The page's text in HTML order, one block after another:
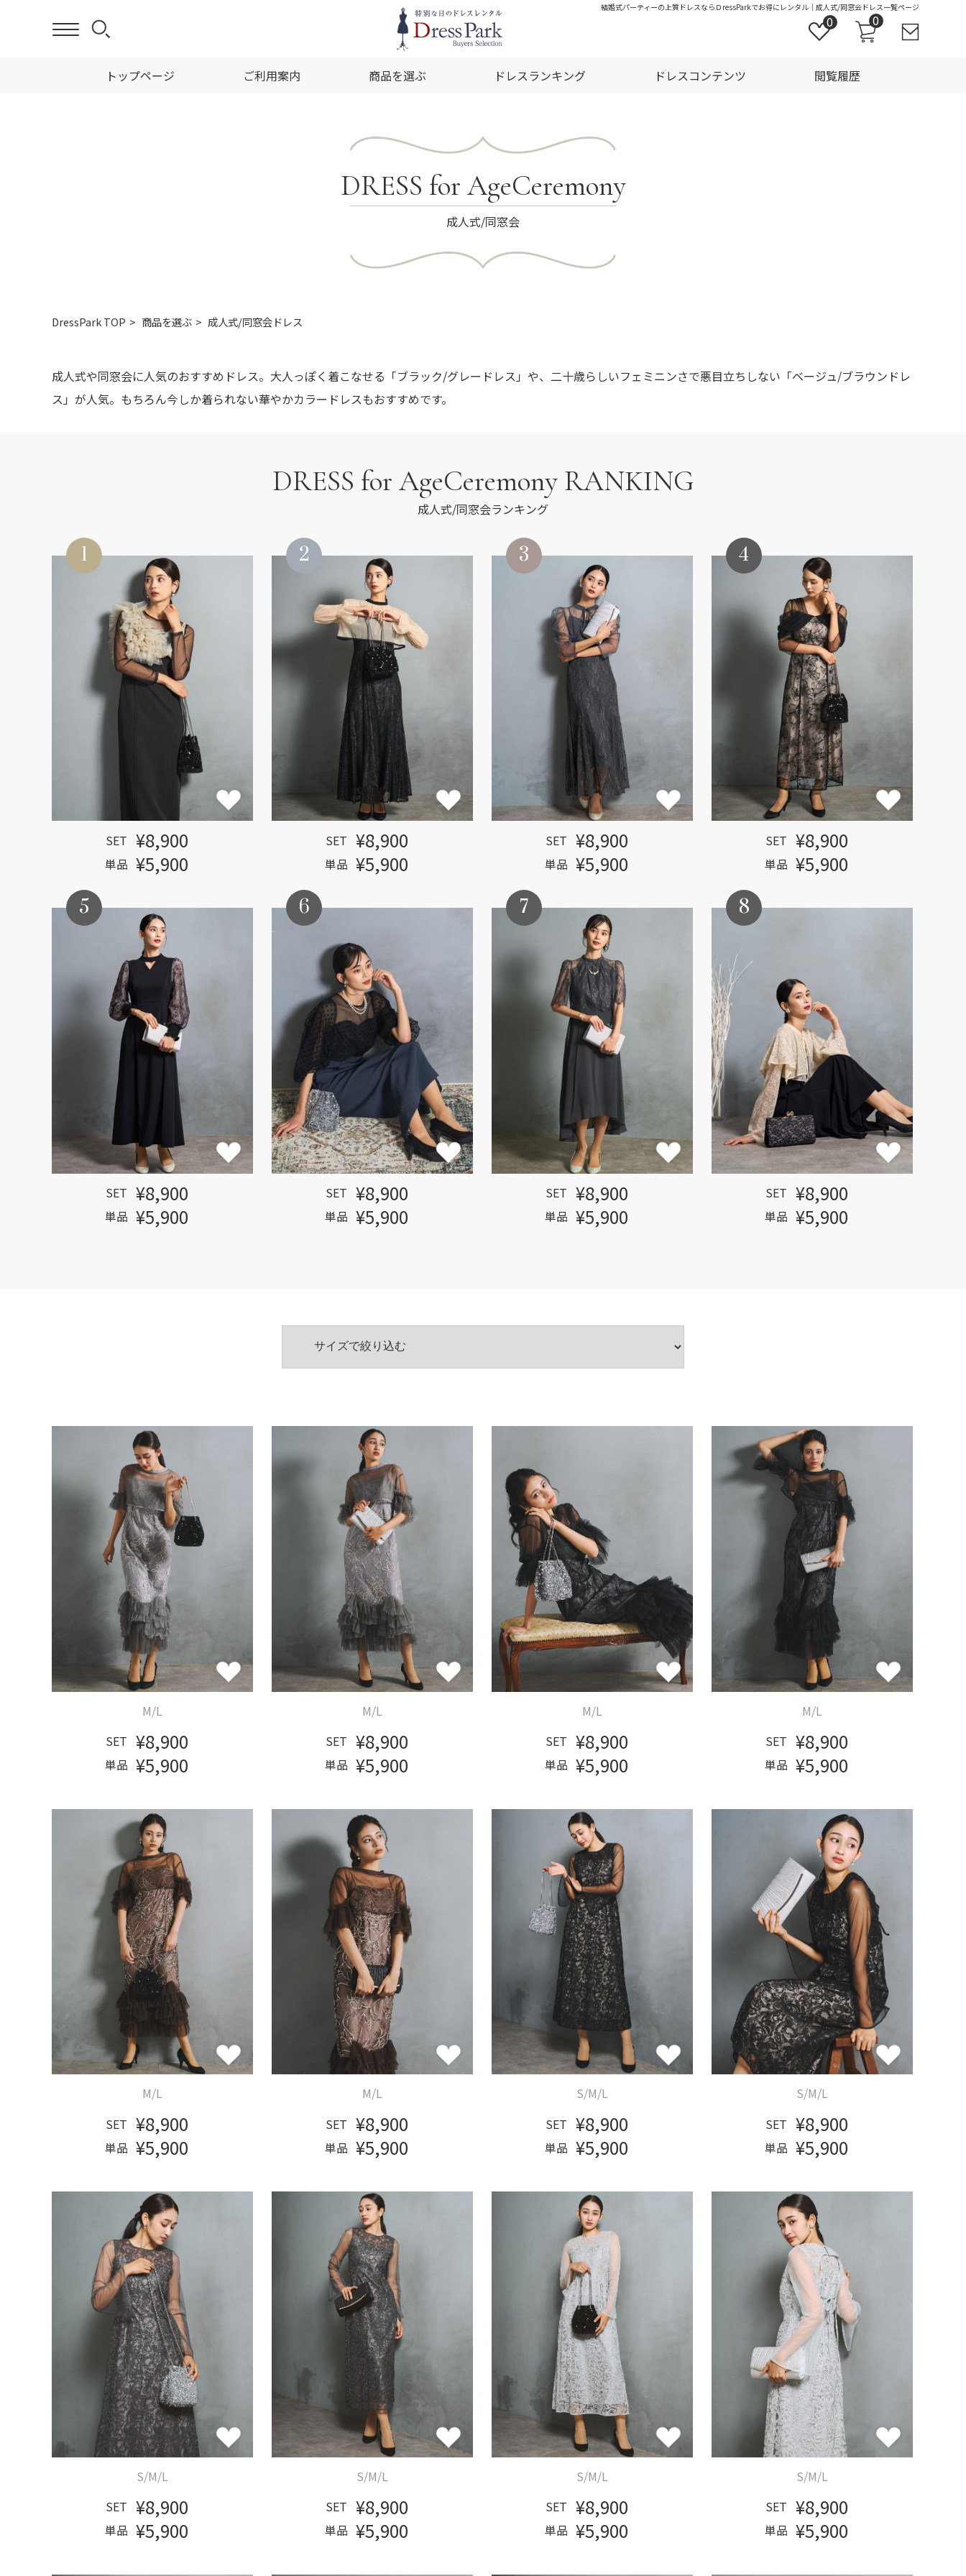
結婚式パーティーの上質ドレスならＤressParkでお得にレンタル｜成人式/同窓会ドレス一覧ページ
トップページ ご利用案内 商品を選ぶ ドレスランキング ドレスコンテンツ 閲覧履歴
0 0
DRESS for AgeCeremony
成人式/同窓会
DressPark TOP 商品を選ぶ 成人式/同窓会ドレス
成人式や同窓会に人気のおすすめドレス。大人っぽく着こなせる「ブラック/グレードレス」や、二十歳らしいフェミニンさで悪目立ちしない「ベージュ/ブラウンドレ
ス」が人気。もちろん今しか着られない華やかカラードレスもおすすめです。
DRESS for AgeCeremony RANKING
成人式/同窓会ランキング
1
SET ¥8,900
単品 ¥5,900
2
SET ¥8,900
単品 ¥5,900
3
SET ¥8,900
単品 ¥5,900
4
SET ¥8,900
単品 ¥5,900
5
SET ¥8,900
単品 ¥5,900
6
SET ¥8,900
単品 ¥5,900
7
SET ¥8,900
単品 ¥5,900
8
SET ¥8,900
単品 ¥5,900
M/L
SET ¥8,900
単品 ¥5,900
M/L
SET ¥8,900
単品 ¥5,900
M/L
SET ¥8,900
単品 ¥5,900
M/L
SET ¥8,900
単品 ¥5,900
M/L
SET ¥8,900
単品 ¥5,900
M/L
SET ¥8,900
単品 ¥5,900
S/M/L
SET ¥8,900
単品 ¥5,900
S/M/L
SET ¥8,900
単品 ¥5,900
S/M/L
SET ¥8,900
単品 ¥5,900
S/M/L
SET ¥8,900
単品 ¥5,900
S/M/L
SET ¥8,900
単品 ¥5,900
S/M/L
SET ¥8,900
単品 ¥5,900